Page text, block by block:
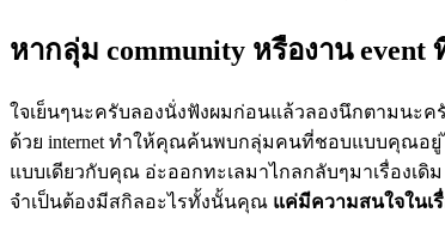
หากลุ่ม community หรืองานevent
ใจเย็นๆนะครับลองนั่งฟังผมก่อนแล้วลองนึกตามนะค
ด้วย internet ทำให้คุณค้นพบกลุ่มคนที่ชอบแบบคุณอยู่ไ
แบบเดียวกับคุณ อ่ะออกทะเลมาไกลกลับๆมาเรื่องเ
จำเป็นต้องมีสกิลอะไรทั้งนั้นคุณ แค่มีความสนใจในเ